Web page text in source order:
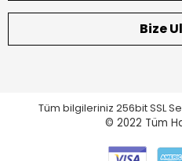
Bize
Tüm bilgileriniz 256bit SSL
© 2022 Tüm